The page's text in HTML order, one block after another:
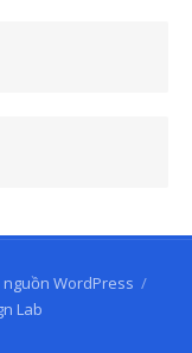
nguồn WordPress /
Lab